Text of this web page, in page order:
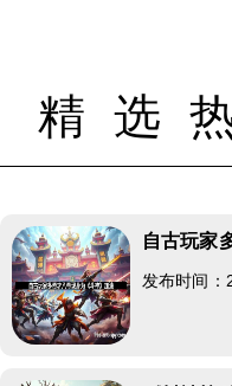
精选
自古玩家
发布时间